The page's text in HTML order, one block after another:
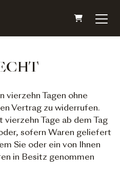
vierzehn Tagen ohne
Vertrag zu widerrufen.
Tage ab dem Tag
sofern Waren geliefert
Sie oder ein von Ihnen
in Besitz genommen